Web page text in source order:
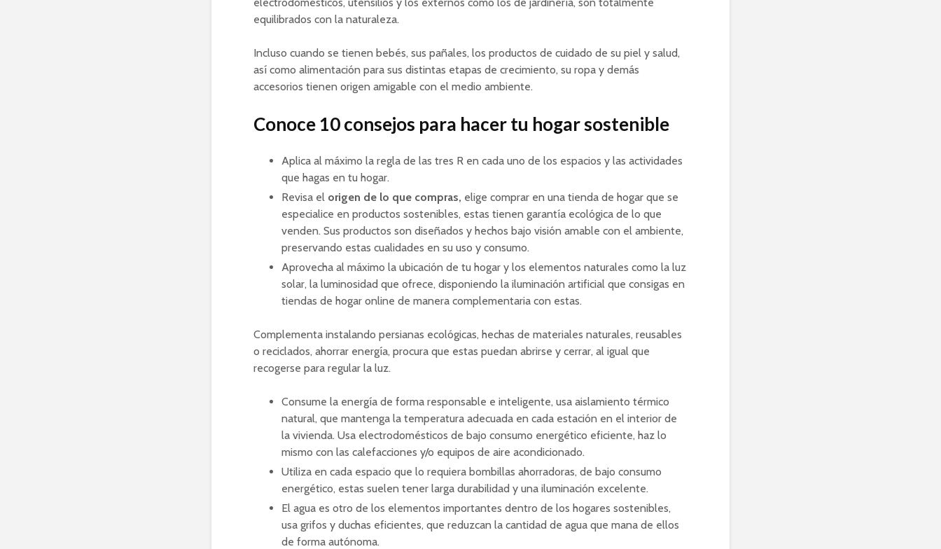
equilibrados con la naturaleza.
Incluso cuando se tienen bebés, sus pañales, los productos de cuidado de su piel y salud,
así como alimentación para sus distintas etapas de crecimiento, su ropa y demás
accesorios tienen origen amigable con el medio ambiente.
Conoce 10 consejos para hacer tu hogar sostenible
Aplica al máximo la regla de las tres R en cada uno de los espacios y las actividades
que hagas en tu hogar.
Revisa el origen de lo que compras, elige comprar en una tienda de hogar que se
especialice en productos sostenibles, estas tienen garantía ecológica de lo que
venden. Sus productos son diseñados y hechos bajo visión amable con el ambiente,
preservando estas cualidades en su uso y consumo.
Aprovecha al máximo la ubicación de tu hogar y los elementos naturales como la luz
solar, la luminosidad que ofrece, disponiendo la iluminación artificial que consigas en
tiendas de hogar online de manera complementaria con estas.
Complementa instalando persianas ecológicas, hechas de materiales naturales, reusables
o reciclados, ahorrar energía, procura que estas puedan abrirse y cerrar, al igual que
recogerse para regular la luz.
Consume la energía de forma responsable e inteligente, usa aislamiento térmico
natural, que mantenga la temperatura adecuada en cada estación en el interior de
la vivienda. Usa electrodomésticos de bajo consumo energético eficiente, haz lo
mismo con las calefacciones y/o equipos de aire acondicionado.
Utiliza en cada espacio que lo requiera bombillas ahorradoras, de bajo consumo
energético, estas suelen tener larga durabilidad y una iluminación excelente.
El agua es otro de los elementos importantes dentro de los hogares sostenibles,
usa grifos y duchas eficientes, que reduzcan la cantidad de agua que mana de ellos
de forma autónoma.